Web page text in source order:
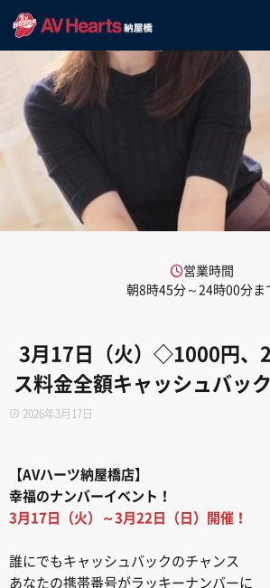
営業時間
朝8時45分～24時00分ま
3月17日（火）◇1000円、
ス料金全額キャッシュバッ
2026年3月17日
【AVハーツ納屋橋店】
幸福のナンバーイベント！
3月17日（火）～3月22日（日）開催！
誰にでもキャッシュバックのチャンス
あなたの携帯番号がラッキーナンバーに